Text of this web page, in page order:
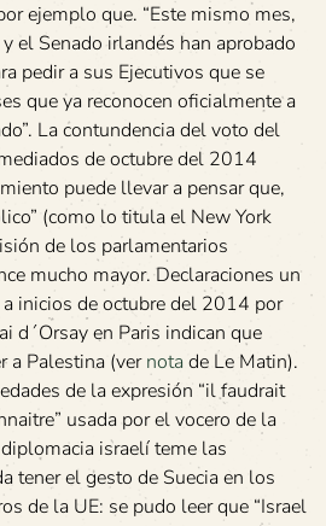
ejemplo que. “Este mismo mes,
el Senado irlandés han aprobado
pedir a sus Ejecutivos que se
que ya reconocen oficialmente a
La contundencia del voto del
de octubre del 2014
puede llevar a pensar que,
(como lo titula el New York
de los parlamentarios
mucho mayor. Declaraciones un
inicios de octubre del 2014 por
d´Orsay en Paris indican que
a Palestina (vernota de Le Matin).
de la expresión “il faudrait
usada por el vocero de la
israelí teme las
tener el gesto de Suecia en los
de la UE: se pudo leer que “Israel